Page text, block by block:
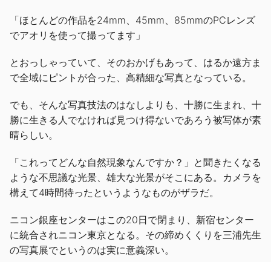
「ほとんどの作品を24mm、45mm、85mmのPCレンズ
でアオリを使って撮ってます」
とおっしゃっていて、そのおかげもあって、はるか遠方ま
で全域にピントが合った、高精細な写真となっている。
でも、そんな写真技法のはなしよりも、十勝に生まれ、十
勝に生きる人でなければ見つけ得ないであろう被写体が素
晴らしい。
「これってどんな自然現象なんですか？」と聞きたくなる
ような不思議な光景、雄大な光景がそこにある。カメラを
構えて4時間待ったというようなものがザラだ。
ニコン銀座センターはこの20日で閉まり、新宿センター
に統合されニコン東京となる。その締めくくりを三浦先生
の写真展でというのは実に意義深い。